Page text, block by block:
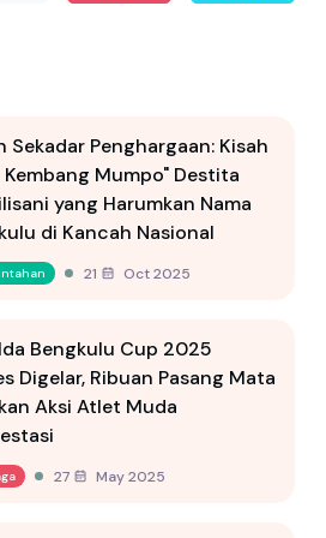
Sekadar Penghargaan: Kisah
Kembang Mumpo" Destita
yang Harumkan Nama
di Kancah Nasional
21 Oct 2025
Bengkulu Cup 2025
Digelar, Ribuan Pasang Mata
Aksi Atlet Muda
27 May 2025